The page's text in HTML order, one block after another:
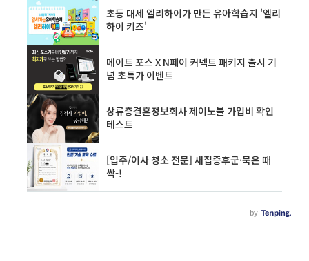
좋아하는 가수 : 블랙핑크 취미 : 일상의 작은 부분
을 사진과 글로 기록하기 ..